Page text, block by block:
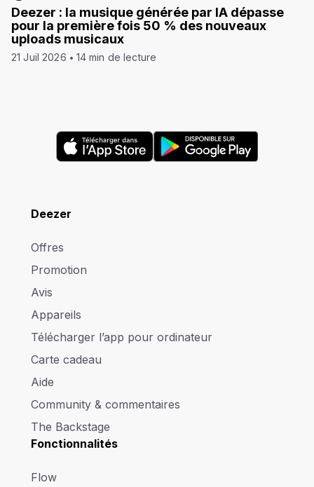
Deezer : la musique générée par IA dépasse
pour la première fois 50 % des nouveaux
uploads musicaux
21 Juil 2026 14 min de lecture
Deezer
Offres
Promotion
Avis
Appareils
Télécharger l’app pour ordinateur
Carte cadeau
Aide
Community & commentaires
The Backstage
Fonctionnalités
Flow